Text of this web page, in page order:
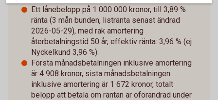
Ett lånebelopp på 1 000 000 kronor, till 3,89 %
ränta (3 mån bunden, listränta senast ändrad
2026-05-29), med rak amortering
återbetalningstid 50 år, effektiv ränta: 3,96 % (ej
Nyckelkund 3,96 %).
Första månadsbetalningen inklusive amortering
är 4 908 kronor, sista månadsbetalningen
inklusive amortering är 1 672 kronor, totalt
belopp att betala om räntan är oförändrad under